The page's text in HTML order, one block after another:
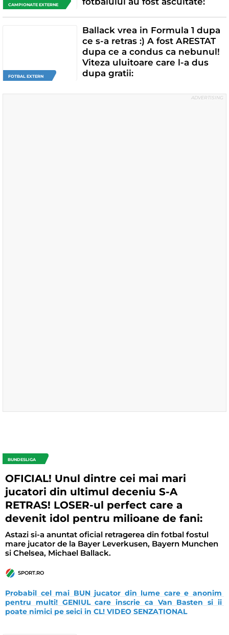
CAMPIONATE EXTERNE
FOTBAL EXTERN
Ballack vrea in Formula 1 dupa
ce s-a retras :) A fost ARESTAT
dupa ce a condus ca nebunul!
Viteza uluitoare care l-a dus
dupa gratii:
BUNDESLIGA
OFICIAL! Unul dintre cei mai mari
jucatori din ultimul deceniu S-A
RETRAS! LOSER-ul perfect care a
devenit idol pentru milioane de fani:
Astazi si-a anuntat oficial retragerea din fotbal fostul
mare jucator de la Bayer Leverkusen, Bayern Munchen
si Chelsea, Michael Ballack.
SPORT.RO
Probabil cel mai BUN jucator din lume care e anonim
pentru multi! GENIUL care inscrie ca Van Basten si ii
poate nimici pe seici in CL! VIDEO SENZATIONAL